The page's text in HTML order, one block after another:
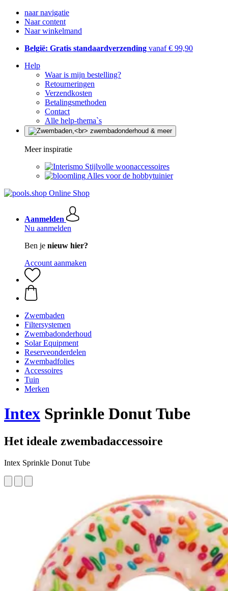
naar navigatie
Naar content
Naar winkelmand
België: Gratis standaardverzending vanaf € 99,90
Help
Waar is mijn bestelling?
Retourneringen
Verzendkosten
Betalingsmethoden
Contact
Alle help-thema`s
Meer inspiratie
Stijlvolle woonaccessoires
Alles voor de hobbytuinier
Aanmelden
Nu aanmelden
Ben je nieuw hier?
Account aanmaken
Zwembaden
Filtersystemen
Zwembadonderhoud
Solar Equipment
Reserveonderdelen
Zwembadfolies
Accessoires
Tuin
Merken
Intex Sprinkle Donut Tube
Het ideale zwembadaccessoire
Intex Sprinkle Donut Tube